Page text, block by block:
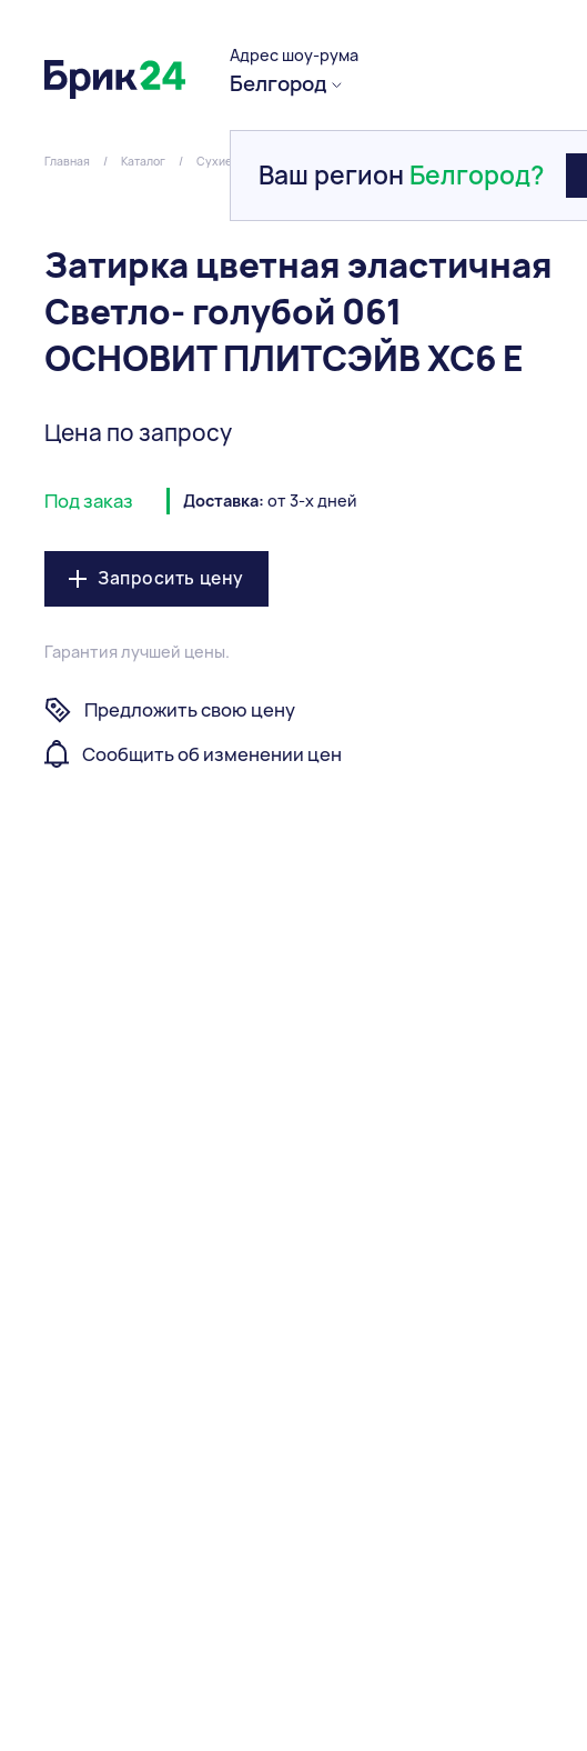
Адрес шоу-рума
Белгород
Ваш регион Белгород?
Главная / Каталог / Сухие смеси
Затирка цветная эластичная
Светло- голубой 061
ОСНОВИТ ПЛИТСЭЙВ ХС6 Е
Цена по запросу
Под заказ Доставка: от 3-х дней
Запросить цену
Гарантия лучшей цены.
Предложить свою цену
Сообщить об изменении цен